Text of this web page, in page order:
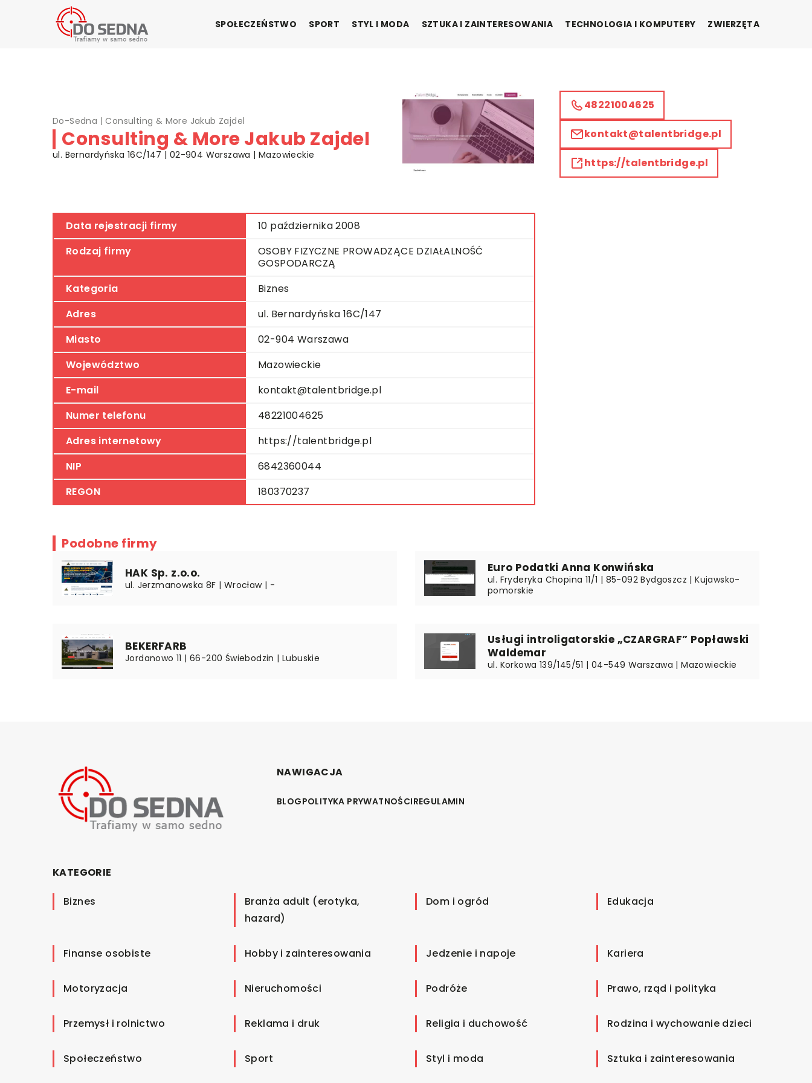
SPOŁECZEŃSTWO SPORT STYL I MODA SZTUKA I ZAINTERESOWANIA TECHNOLOGIA I KOMPUTERY ZWIERZĘTA
Do-Sedna |Consulting & More Jakub Zajdel
Consulting & More Jakub Zajdel
ul. Bernardyńska 16C/147 | 02-904 Warszawa | Mazowieckie
Data rejestracji firmy
10 października 2008
Rodzaj firmy
OSOBY FIZYCZNE PROWADZĄCE DZIAŁALNOŚĆ
GOSPODARCZĄ
Kategoria
Biznes
Adres
ul. Bernardyńska 16C/147
Miasto
02-904 Warszawa
Województwo
Mazowieckie
E-mail
kontakt@talentbridge.pl
Numer telefonu
48221004625
Adres internetowy
https://talentbridge.pl
NIP
6842360044
REGON
180370237
48221004625
kontakt@talentbridge.pl
https://talentbridge.pl
Podobne firmy
HAK Sp. z.o.o.
ul. Jerzmanowska 8F | Wrocław | -
Euro Podatki Anna Konwińska
ul. Fryderyka Chopina 11/1 | 85-092 Bydgoszcz | Kujawsko-
pomorskie
BEKERFARB
Jordanowo 11 | 66-200 Świebodzin | Lubuskie
Usługi introligatorskie „CZARGRAF” Popławski
Waldemar
ul. Korkowa 139/145/51 | 04-549 Warszawa | Mazowieckie
NAWIGACJA
BLOGPOLITYKA PRYWATNOŚCIREGULAMIN
KATEGORIE
Biznes
Branża adult (erotyka,
hazard)
Dom i ogród Edukacja
Finanse osobiste Hobby i zainteresowania Jedzenie i napoje Kariera
Motoryzacja Nieruchomości Podróże Prawo, rząd i polityka
Przemysł i rolnictwo Reklama i druk Religia i duchowość Rodzina i wychowanie dzieci
Społeczeństwo Sport Styl i moda Sztuka i zainteresowania